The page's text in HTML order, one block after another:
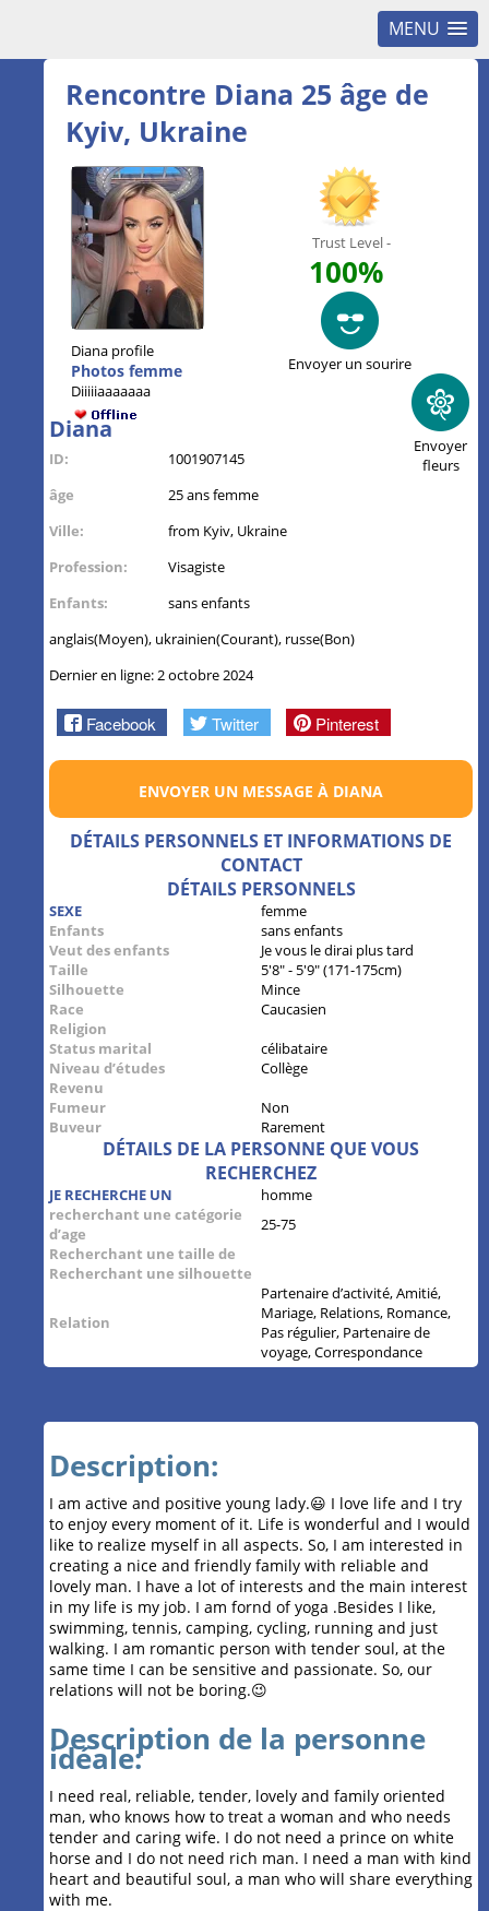
MENU
Rencontre Diana 25 âge de
Kyiv, Ukraine
Diana profile
Photos femme
Diiiiiaaaaaaa
Diana
ID:
1001907145
âge
25 ans femme
Ville:
from Kyiv, Ukraine
Profession:
Visagiste
Enfants:
sans enfants
anglais(Moyen), ukrainien(Courant), russe(Bon)
Dernier en ligne: 2 octobre 2024
Facebook Twitter Pinterest
Trust Level -
100%
Envoyer un sourire
Envoyer
fleurs
ENVOYER UN MESSAGE À DIANA
DÉTAILS PERSONNELS ET INFORMATIONS DE
CONTACT
DÉTAILS PERSONNELS
SEXE
femme
Enfants
sans enfants
Veut des enfants
Je vous le dirai plus tard
Taille
5'8" - 5'9" (171-175cm)
Silhouette
Mince
Race
Caucasien
Religion
Status marital
célibataire
Niveau d’études
Collège
Revenu
Fumeur
Non
Buveur
Rarement
DÉTAILS DE LA PERSONNE QUE VOUS
RECHERCHEZ
JE RECHERCHE UN
homme
recherchant une catégorie
d’age
25-75
Recherchant une taille de
Recherchant une silhouette
Relation
Partenaire d’activité, Amitié,
Mariage, Relations, Romance,
Pas régulier, Partenaire de
voyage, Correspondance
Description:
I am active and positive young lady.😃 I love life and I try
to enjoy every moment of it. Life is wonderful and I would
like to realize myself in all aspects. So, I am interested in
creating a nice and friendly family with reliable and
lovely man. I have a lot of interests and the main interest
in my life is my job. I am fornd of yoga .Besides I like,
swimming, tennis, camping, cycling, running and just
walking. I am romantic person with tender soul, at the
same time I can be sensitive and passionate. So, our
relations will not be boring.😉
Description de la personne
idéale:
I need real, reliable, tender, lovely and family oriented
man, who knows how to treat a woman and who needs
tender and caring wife. I do not need a prince on white
horse and I do not need rich man. I need a man with kind
heart and beautiful soul, a man who will share everything
with me.